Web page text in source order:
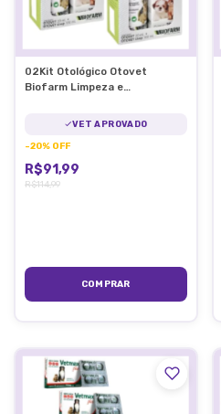
02Kit Otológico Otovet
Biofarm Limpeza e
VET APROVADO
-20% OFF
R$91,99
R$114,99